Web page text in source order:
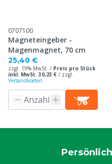
0707100
Magneteingeber -
Magenmagnet, 70 cm
25,40 €
zzgl. 19% MwSt. / Preis pro Stück
inkl. MwSt. 30,23 € / zzgl.
Versandkosten